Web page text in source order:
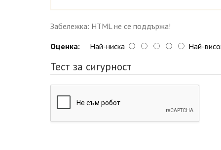
Забележка: HTML не се поддържа!
Оценка: Най-ниска Най-
Тест за сигурност